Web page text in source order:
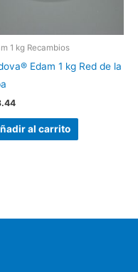
1 kg Recambios
Edam 1 kg Red de la
al carrito